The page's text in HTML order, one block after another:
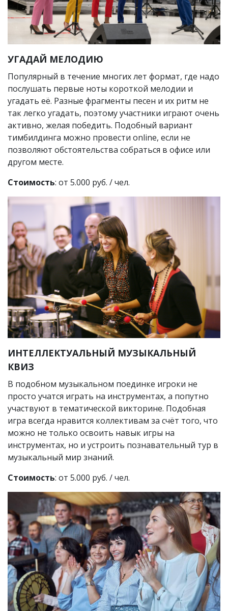
УГАДАЙ МЕЛОДИЮ
Популярный в течение многих лет формат, где надо
послушать первые ноты короткой мелодии и
угадать её. Разные фрагменты песен и их ритм не
так легко угадать, поэтому участники играют очень
активно, желая победить. Подобный вариант
тимбилдинга можно провести online, если не
позволяют обстоятельства собраться в офисе или
другом месте.
Стоимость: от 5.000 руб. / чел.
ИНТЕЛЛЕКТУАЛЬНЫЙ МУЗЫКАЛЬНЫЙ
КВИЗ
В подобном музыкальном поединке игроки не
просто учатся играть на инструментах, а попутно
участвуют в тематической викторине. Подобная
игра всегда нравится коллективам за счёт того, что
можно не только освоить навык игры на
инструментах, но и устроить познавательный тур в
музыкальный мир знаний.
Стоимость: от 5.000 руб. / чел.